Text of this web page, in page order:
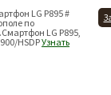
LG P895 #
по
LG P895,
HSDPУзнать